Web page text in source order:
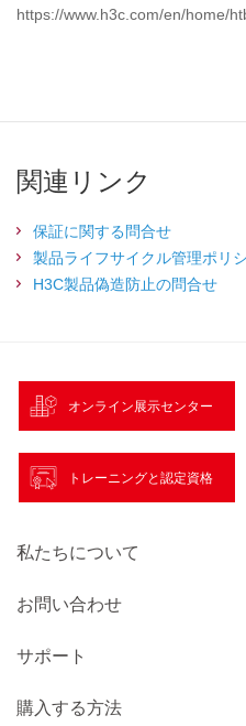
https://www.h3c.com/en/home/
関連リンク
保証に関する問合せ
製品ライフサイクル管理ポリ
H3C製品偽造防止の問合せ
オンライン展示センター
トレーニングと認定資格
私たちについて
お問い合わせ
サポート
購入する方法